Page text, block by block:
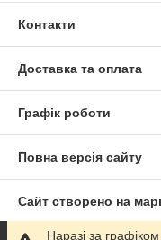
Контакти
Доставка та оплата
Графік роботи
Повна версія сайту
Сайт створено на
Наразі за